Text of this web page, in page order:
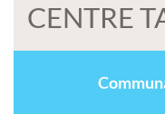
CENTRE